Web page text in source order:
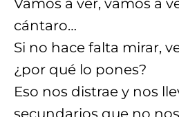
Vamos a ver, vamos a
cántaro…
Si no hace falta mirar,
¿por qué lo pones?
Eso nos distrae y nos